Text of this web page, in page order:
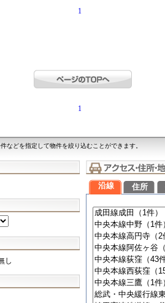
1
1
などを指定して物件を絞り込むことができます。
し
沿線 住所